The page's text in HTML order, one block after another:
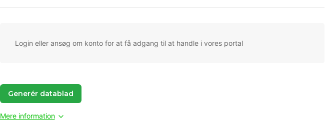
Login eller ansøg om konto for at få adgang til at handle i vores portal
Generér datablad
Mere information